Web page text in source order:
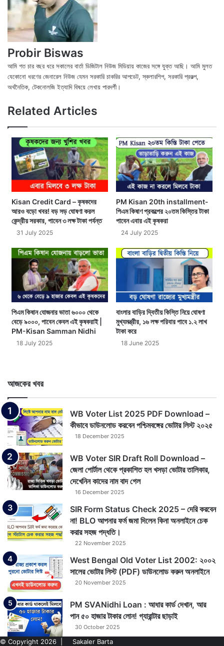
Probir Biswas
আমি গত চার বছর ধরে সকালের বার্তা ডিজিটাল নিউজ মিডিয়ায় কাজের সঙ্গে যুক্ত আছি। আমি মুলত
যেকোনো ধরণের জেনারেল নিউজ যেমন সরকারি চাকরির আপডেট, স্কলারশিপ, সরকারি প্রকল্প,
অর্থনৈতিক, টেকনোলজি ইত্যাদি বিষয়ে লেখায় পারদর্শী।
Related Articles
Kisan Credit Card – কৃষকদের
আরও বড়ো খবর! বড় সড় ঘোষণা করল
কেন্দ্রীয় সরকার, পাবেন ৩ লক্ষ টাকা পর্যন্ত
31 July 2025
PM Kisan 20th installment-
পিএম কিষাণ প্রকল্পের ২০তম কিস্তির টাকা
পাবেন এবার এই কৃষকরা
24 July 2025
পিএম কিষান যোজনার ভাতা ৬০০০ থেকে
বেড়ে ৯০০০, পাবেন কেবল এই কৃষকরাই |
PM-Kisan Samman Nidhi
18 July 2025
বাংলার বাড়ির দ্বিতীয় কিস্তি নিয়ে ঘোষণা
মুখ্যমন্ত্রীর, ১৬ লক্ষ পরিবার পাবে ১.২ লাখ
টাকা করে
18 June 2025
আজকের খবর
WB Voter List 2025 PDF Download –
কীভাবে ডাউনলোড করবেন পশ্চিমবঙ্গের ভোটার লিস্ট ২০২৫
18 December 2025
WB Voter SIR Draft Roll Download –
জেলা পোর্টাল থেকে প্রকাশিত হল খসড়া ভোটার তালিকার,
দেখেনিন কাদের নাম বাদ গেল
16 December 2025
SIR Form Status Check 2025 – দেরি করবেন
না! BLO আপনার ফর্ম জমা দিলেন কিনা অনলাইনে চেক
করার সহজ পদ্ধতি।
22 November 2025
West Bengal Old Voter List 2002: ২০০২
সালের ভোটার লিস্ট (PDF) ডাউনলোড করুন অনলাইনে
20 November 2025
PM SVANidhi Loan : আধার কার্ড দেখান, আর
পান ৫০ হাজার টাকার লোন! গ্যারান্টার ছাড়াই
30 October 2025
© Copyright 2026 | Sakaler Barta